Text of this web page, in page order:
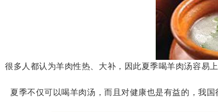
很多人都认为羊肉性热、大补，因此夏季喝羊肉汤容易
夏季不仅可以喝羊肉汤，而且对健康也是有益的，